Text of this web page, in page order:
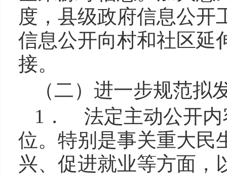
度，县级政府信息公开
信息公开向村和社区
接。
（二）进一步规范拟
1． 法定主动公开内
位。特别是事关重大民
兴、促进就业等方面，